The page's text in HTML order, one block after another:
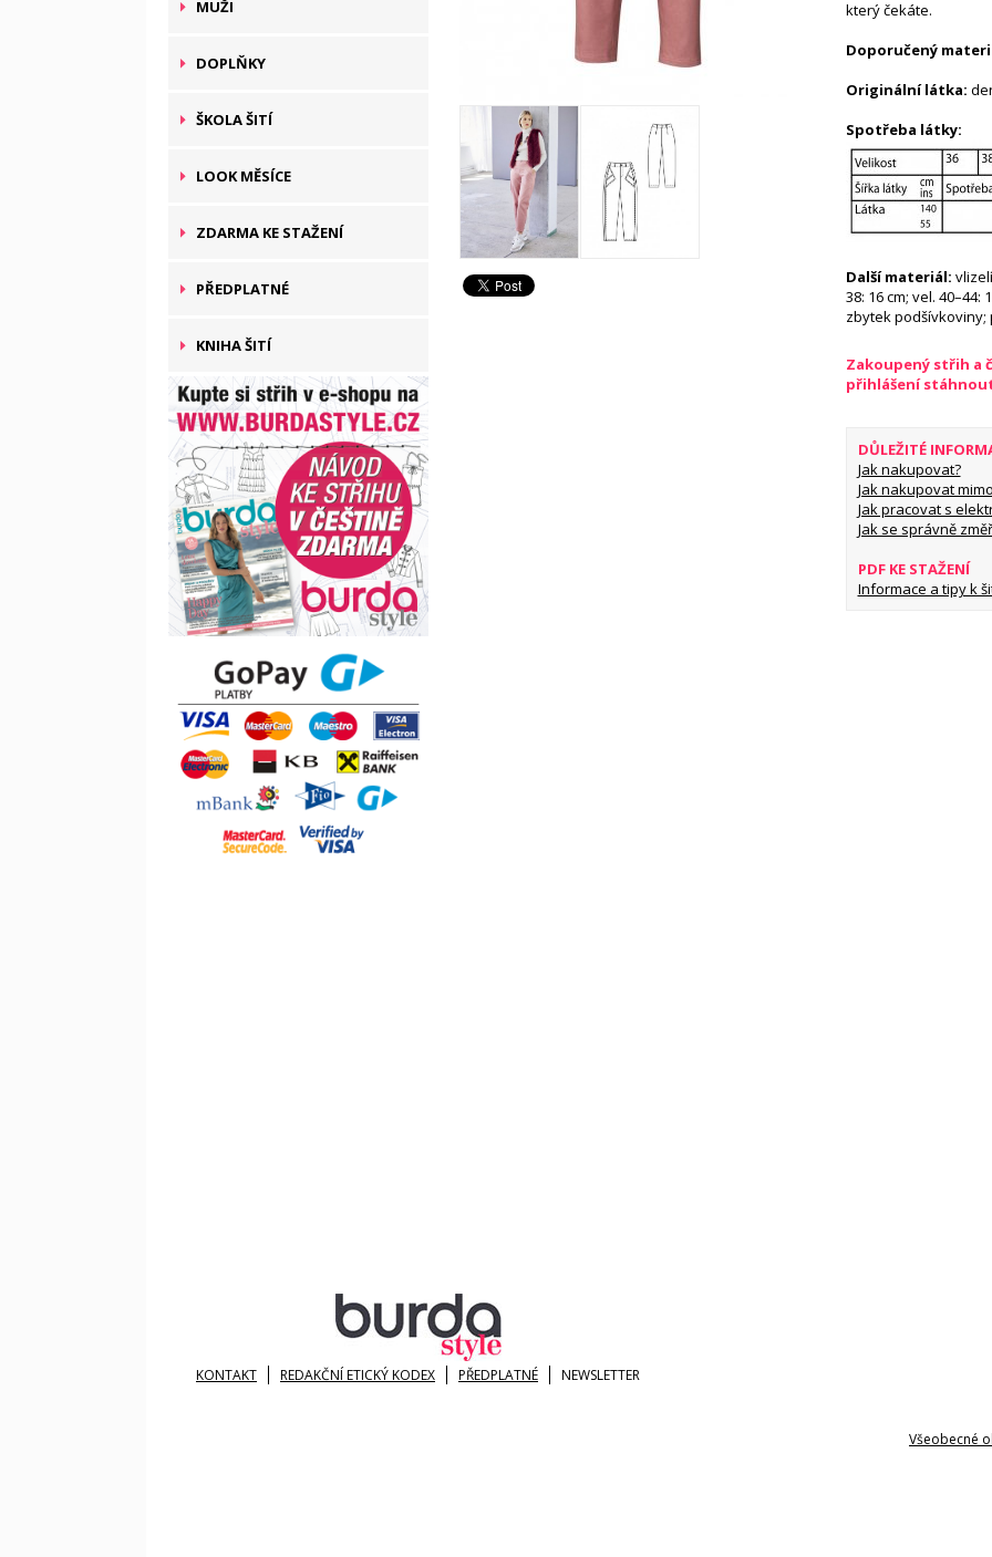
MUŽI
DOPLŇKY
ŠKOLA ŠITÍ
LOOK MĚSÍCE
ZDARMA KE STAŽENÍ
PŘEDPLATNÉ
KNIHA ŠITÍ
který čekáte.
Doporučený
Originální látka:
Spotřeba látky:
Další materiál:
38: 16 cm; vel.
zbytek
Zakoupený střih a
přihlášení
DŮLEŽITÉ
Jak nakupovat?
Jak nakupovat
Jak pracovat s
Jak se správně
PDF KE STAŽENÍ
Informace a tipy k
KONTAKT REDAKČNÍ ETICKÝ KODEX PŘEDPLATNÉ NEWSLETTER
Všeobecné